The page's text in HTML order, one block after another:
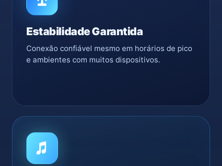
Estabilidade Garantida
Conexão confiável mesmo em horários de pico
e ambientes com muitos dispositivos.